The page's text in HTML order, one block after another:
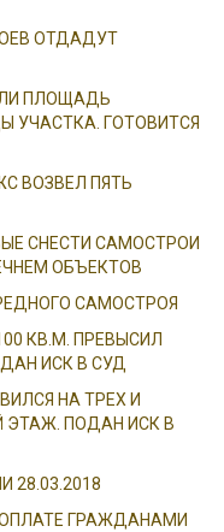
ОТДАДУТ
ПЛОЩАДЬ
УЧАСТКА. ГОТОВИТСЯ
ВОЗВЕЛ ПЯТЬ
СНЕСТИ САМОСТРОИ
ОБЪЕКТОВ
САМОСТРОЯ
КВ.М. ПРЕВЫСИЛ
ИСК В СУД
НА ТРЕХ И
ЭТАЖ. ПОДАН ИСК В
ГРАЖДАНАМИ